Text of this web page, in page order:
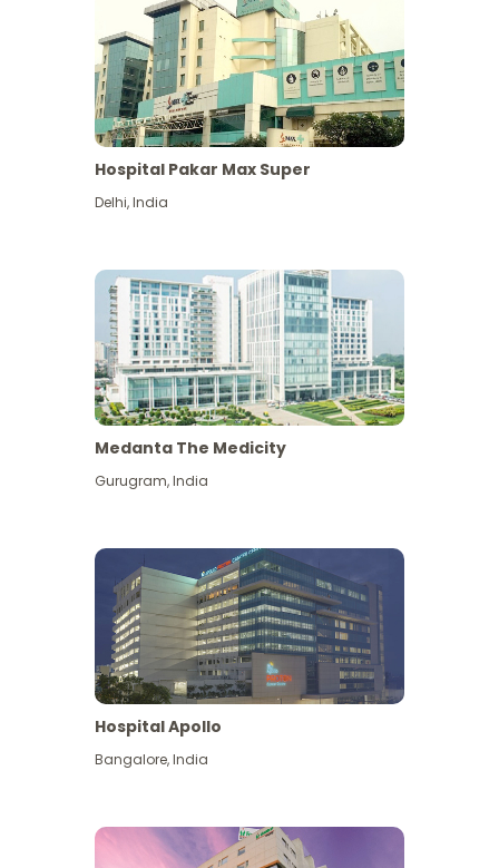
Hospital Pakar Max Super
Delhi,India
Medanta The Medicity
Gurugram,India
Hospital Apollo
Bangalore,India